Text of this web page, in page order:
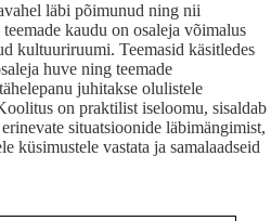
läbi põimunud ning nii
kaudu on osaleja võimalus
kultuuriruumi. Teemasid käsitledes
huve ning teemade
juhitakse olulistele
on praktilist iseloomu, sisaldab
situatsioonide läbimängimist,
küsimustele vastata ja samalaadseid